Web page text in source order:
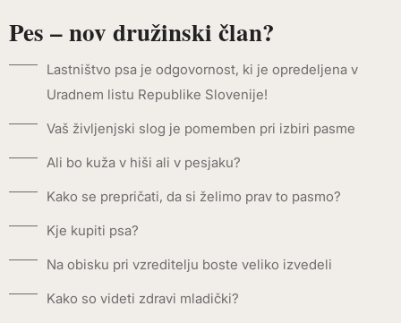
Pes – nov družinski član?
Lastništvo psa je odgovornost, ki je opredeljena v
Uradnem listu Republike Slovenije!
Vaš življenjski slog je pomemben pri izbiri pasme
Ali bo kuža v hiši ali v pesjaku?
Kako se prepričati, da si želimo prav to pasmo?
Kje kupiti psa?
Na obisku pri vzreditelju boste veliko izvedeli
Kako so videti zdravi mladički?